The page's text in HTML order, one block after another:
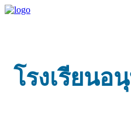
โรงเรียนอ